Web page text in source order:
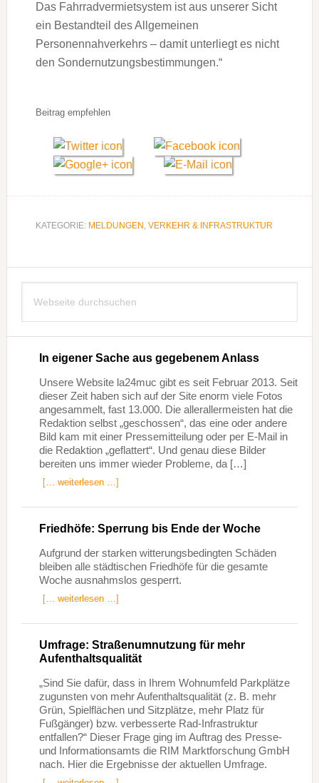
Das Fahrradvermietsystem ist aus unserer Sicht
ein Bestandteil des Allgemeinen
Personennahverkehrs – damit unterliegt es nicht
den Sondernutzungsbestimmungen.“
Beitrag empfehlen
KATEGORIE: MELDUNGEN , VERKEHR & INFRASTRUKTUR
Seitenspalte
durchsuchen
In eigener Sache aus gegebenem Anlass
Unsere Website la24muc gibt es seit Februar 2013. Seit
dieser Zeit haben sich auf der Site enorm viele Fotos
angesammelt, fast 13.000. Die allerallermeisten hat die
Redaktion selbst „geschossen“, das eine oder andere
Bild kam mit einer Pressemitteilung oder per E-Mail in
die Redaktion „geflattert“. Und genau diese Bilder
bereiten uns immer wieder Probleme, da […]
[… weiterlesen …]
Friedhöfe: Sperrung bis Ende der Woche
Aufgrund der starken witterungsbedingten Schäden
bleiben alle städtischen Friedhöfe für die gesamte
Woche ausnahmslos gesperrt.
[… weiterlesen …]
Umfrage: Straßenumnutzung für mehr
Aufenthaltsqualität
„Sind Sie dafür, dass in Ihrem Wohnumfeld Parkplätze
zugunsten von mehr Aufenthaltsqualität (z. B. mehr
Grün, Spielflächen und Sitzplätze, mehr Platz für
Fußgänger) bzw. verbesserte Rad-Infrastruktur
entfallen?“ Dieser Frage ging im Auftrag des Presse-
und Informationsamts die RIM Marktforschung GmbH
nach. Hier die Ergebnisse der aktuellen Umfrage.